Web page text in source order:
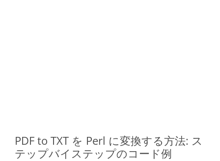
PDF to TXT を Perl に変換する方法: ス
テップバイステップのコード例